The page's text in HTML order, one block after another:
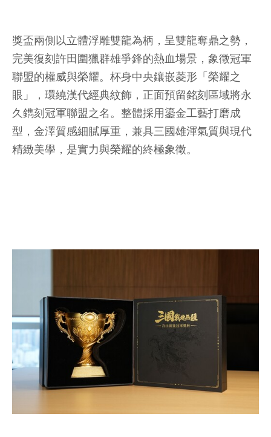
獎盃兩側以立體浮雕雙龍為柄，呈雙龍奪鼎之勢，
完美復刻許田圍獵群雄爭鋒的熱血場景，象徵冠軍
聯盟的權威與榮耀。杯身中央鑲嵌菱形「榮耀之
眼」，環繞漢代經典紋飾，正面預留銘刻區域將永
久鐫刻冠軍聯盟之名。整體採用鎏金工藝打磨成
型，金澤質感細膩厚重，兼具三國雄渾氣質與現代
精緻美學，是實力與榮耀的終極象徵。